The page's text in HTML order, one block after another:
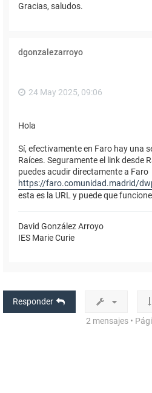
Gracias, saludos.
dgonzalezarroyo
24 May 2025, 09:06
Hola
Sí, efectivamente en Faro hay una
Raíces. Seguramente el link desde
puedes acudir directamente a Faro
https://faro.comunidad.madrid/
esta es la URL y puede que
David González Arroyo
IES Marie Curie
Responder
2 mensajes •